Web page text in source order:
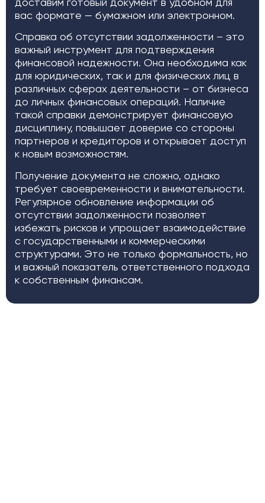
вас формате — бумажном или электронном.
Справка об отсутствии задолженности – это
важный инструмент для подтверждения
финансовой надежности. Она необходима как
для юридических, так и для физических лиц в
различных сферах деятельности – от бизнеса
до личных финансовых операций. Наличие
такой справки демонстрирует финансовую
дисциплину, повышает доверие со стороны
партнеров и кредиторов и открывает доступ
к новым возможностям.
Получение документа не сложно, однако
требует своевременности и внимательности.
Регулярное обновление информации об
отсутствии задолженности позволяет
избежать рисков и упрощает взаимодействие
с государственными и коммерческими
структурами. Это не только формальность, но
и важный показатель ответственного подхода
к собственным финансам.